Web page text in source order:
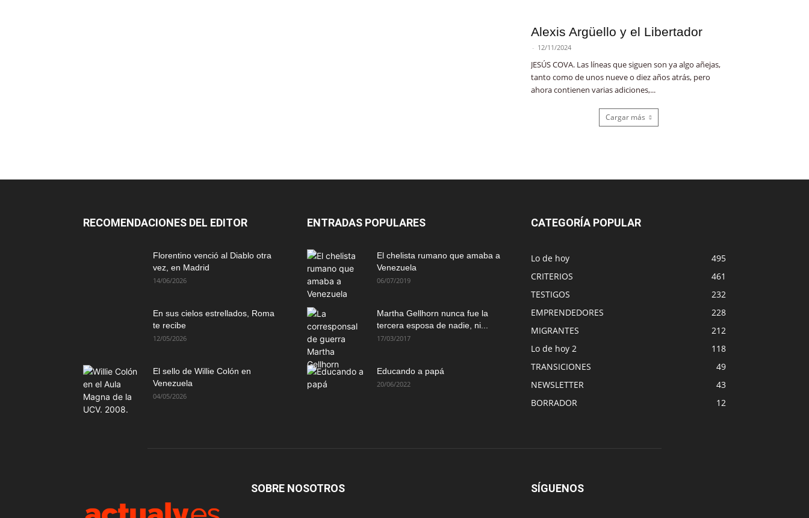
Alexis Argüello y el Libertador
- 12/11/2024
JESÚS COVA. Las líneas que siguen son ya algo añejas,
tanto como de unos nueve o diez años atrás, pero
ahora contienen varias adiciones,...
Cargar más
RECOMENDACIONES DEL EDITOR
Florentino venció al Diablo otra
vez, en Madrid
14/06/2026
En sus cielos estrellados, Roma
te recibe
12/05/2026
El sello de Willie Colón en
Venezuela
04/05/2026
ENTRADAS POPULARES
El chelista rumano que amaba a
Venezuela
06/07/2019
Martha Gellhorn nunca fue la
tercera esposa de nadie, ni...
17/03/2017
Educando a papá
20/06/2022
CATEGORÍA POPULAR
Lo de hoy
495
CRITERIOS
461
TESTIGOS
232
EMPRENDEDORES
228
MIGRANTES
212
Lo de hoy 2
118
TRANSICIONES
49
NEWSLETTER
43
BORRADOR
12
SOBRE NOSOTROS SÍGUENOS